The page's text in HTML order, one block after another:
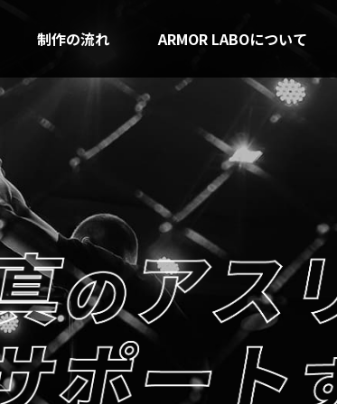
制作の流れ ARMOR LABOについて